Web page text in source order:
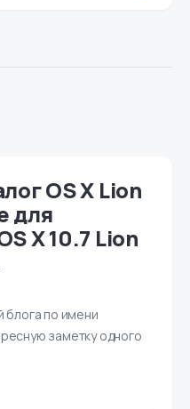
OS X Lion
для
X 10.7 Lion
блога по имени
заметку одного